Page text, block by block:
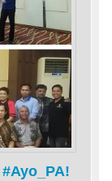
#Ayo_PA!